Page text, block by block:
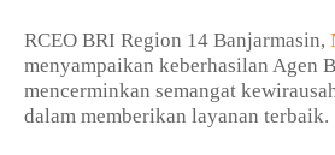
RCEO BRI Region 14 Banjarmasin,
menyampaikan keberhasilan Agen
mencerminkan semangat
dalam memberikan layanan terbaik.